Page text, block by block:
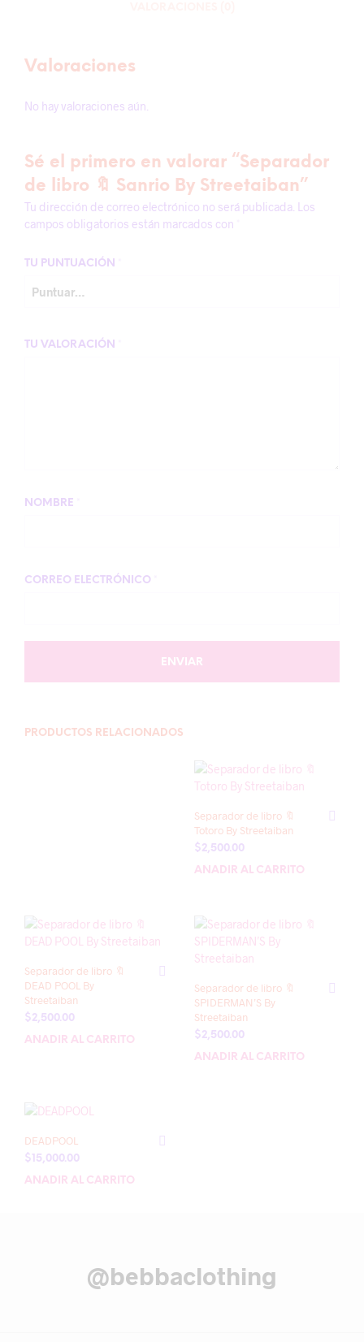
Valoraciones
No hay valoraciones aún.
Sé el primero en valorar “Separador
de libro 🔖 Sanrio By Streetaiban”
Tu dirección de correo electrónico no será publicada. Los
campos obligatorios están marcados con
TU PUNTUACIÓN
TU VALORACIÓN
NOMBRE
CORREO ELECTRÓNICO
PRODUCTOS RELACIONADOS
Separador de libro 🔖
Totoro By Streetaiban
$2,500.00
AÑADIR AL CARRITO
Separador de libro 🔖
DEAD POOL By
Streetaiban
$2,500.00
AÑADIR AL CARRITO
Separador de libro 🔖
SPIDERMAN’S By
Streetaiban
$2,500.00
AÑADIR AL CARRITO
DEADPOOL
$ 15,000.00
AÑADIR AL CARRITO
@bebbaclothing